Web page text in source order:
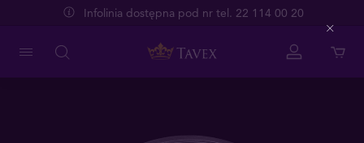
Infolinia dostępna pod nr tel. 22 114 00 20
Close